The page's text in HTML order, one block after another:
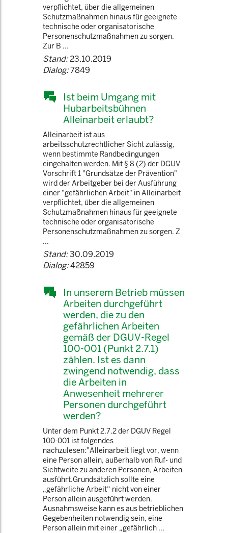
verpflichtet, über die allgemeinen
Schutzmaßnahmen hinaus für geeignete
technische oder organisatorische
Personenschutzmaßnahmen zu sorgen.
Zur B ...
Stand:23.10.2019
Dialog:7849
Ist beim Umgang mit
Hubarbeitsbühnen
Alleinarbeit erlaubt?
Alleinarbeit ist aus
arbeitsschutzrechtlicher Sicht zulässig,
wenn bestimmte Randbedingungen
eingehalten werden. Mit § 8 (2) der DGUV
Vorschrift 1 "Grundsätze der Prävention"
wird der Arbeitgeber bei der Ausführung
einer "gefährlichen Arbeit" in Alleinarbeit
verpflichtet, über die allgemeinen
Schutzmaßnahmen hinaus für geeignete
technische oder organisatorische
Personenschutzmaßnahmen zu sorgen. Z
...
Stand:30.09.2019
Dialog:42859
In unserem Betrieb müssen
Arbeiten durchgeführt
werden, die zu den
gefährlichen Arbeiten
gemäß der DGUV-Regel
100-001 (Punkt 2.7.1)
zählen. Ist es dann
zwingend notwendig, dass
die Arbeiten in
Anwesenheit mehrerer
Personen durchgeführt
werden?
Unter dem Punkt 2.7.2 der DGUV Regel
100-001 ist folgendes
nachzulesen:"Alleinarbeit liegt vor, wenn
eine Person allein, außerhalb von Ruf- und
Sichtweite zu anderen Personen, Arbeiten
ausführt.Grundsätzlich sollte eine
„gefährliche Arbeit“ nicht von einer
Person allein ausgeführt werden.
Ausnahmsweise kann es aus betrieblichen
Gegebenheiten notwendig sein, eine
Person allein mit einer „gefährlich ...